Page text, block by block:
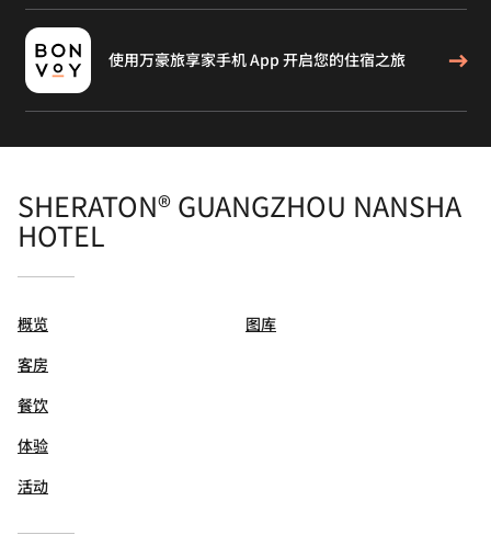
使用万豪旅享家手机 App 开启您的住宿之旅
SHERATON® GUANGZHOU NANSHA
HOTEL
概览
客房
餐饮
体验
活动
图库